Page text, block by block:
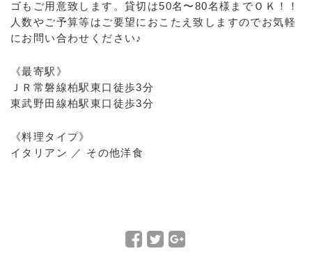
ゴもご用意致します。貸切は50名〜80名様までＯＫ！！
人数やご予算等はご要望におこたえ致しますのでお気軽
にお問い合わせください♪
《最寄駅》
ＪＲ常磐線柏駅東口徒歩3分
東武野田線柏駅東口徒歩3分
《料理タイプ》
イタリアン ／ その他洋食
F
T